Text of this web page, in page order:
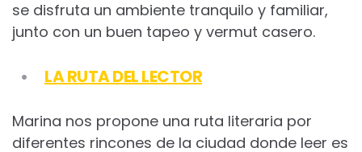
se disfruta un ambiente tranquilo y familiar,
junto con un buen tapeo y vermut casero.
LA RUTA DEL LECTOR
Marina nos propone una ruta literaria por
diferentes rincones de la ciudad donde leer es